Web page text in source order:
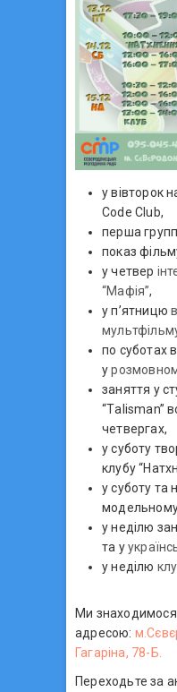
у вівторок
Code Club,
перша
показ
у четвер
“Мафія”,
у п’ятницю
по суботах
у
заняття у
“Тalisman”
четвергах,
у суботу
клубу
у суботу та
модельному
у неділю
та у
у неділю
Ми знаходимося
адресою:
Гагаріна, 78-Б.
Переходьте за